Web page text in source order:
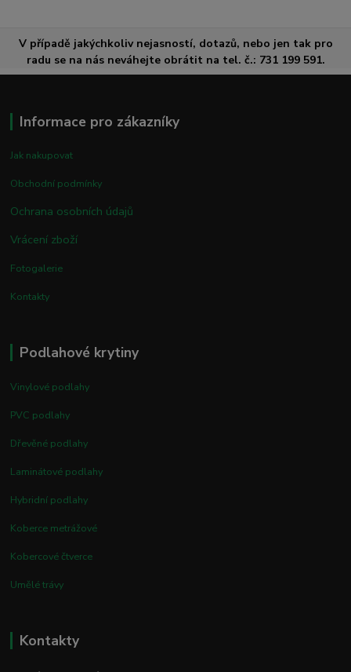
V případě jakýchkoliv nejasností, dotazů, nebo jen tak pro
radu se na nás neváhejte obrátit na tel. č.: 731 199 591.
Informace pro zákazníky
Jak nakupovat
Obchodní podmínky
Ochrana osobních údajů
Vrácení zboží
Fotogalerie
Kontakty
Podlahové krytiny
Vinylové podlahy
PVC podlahy
Dřevěné podlahy
Laminátové podlahy
Hybridní podlahy
Koberce metrážové
Kobercové čtverce
Umělé trávy
Kontakty